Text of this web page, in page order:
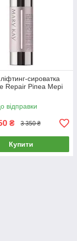
сироватка
Repair Ріпеа Мері
відправки
₴ 3 350 ₴
Купити